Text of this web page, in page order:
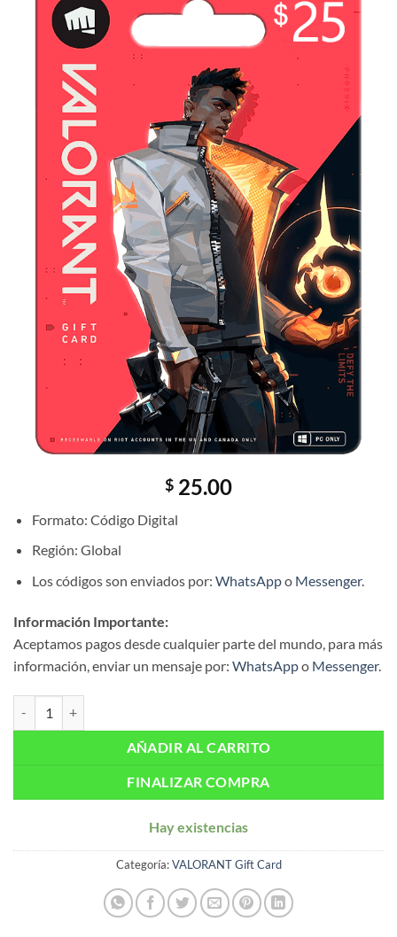
$ 25.00
Formato: Código Digital
Región: Global
Los códigos son enviados por: WhatsAppo Messenger.
Información Importante:
Aceptamos pagos desde cualquier parte del mundo, para más
información, enviar un mensaje por: WhatsAppo Messenger.
AÑADIR AL CARRITO
FINALIZAR COMPRA
Hay existencias
Categoría:VALORANT Gift Card